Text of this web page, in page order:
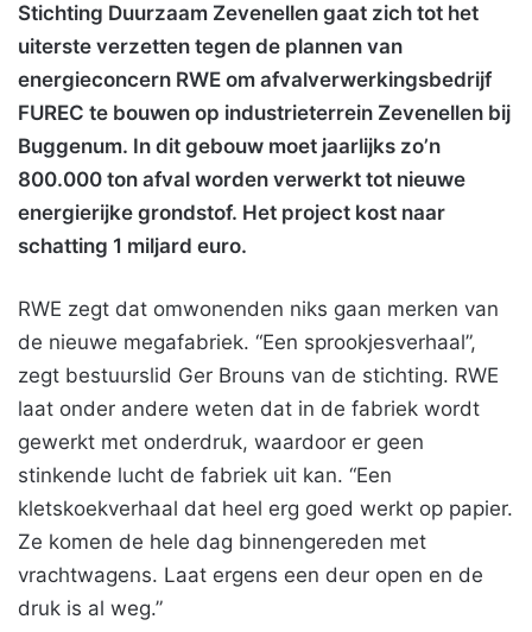
Stichting Duurzaam Zevenellen gaat zich tot het
uiterste verzetten tegen de plannen van
energieconcern RWE om afvalverwerkingsbedrijf
FUREC te bouwen op industrieterrein Zevenellen bij
Buggenum. In dit gebouw moet jaarlijks zo’n
800.000 ton afval worden verwerkt tot nieuwe
energierijke grondstof. Het project kost naar
schatting 1 miljard euro.
RWE zegt dat omwonenden niks gaan merken van
de nieuwe megafabriek. “Een sprookjesverhaal”,
zegt bestuurslid Ger Brouns van de stichting. RWE
laat onder andere weten dat in de fabriek wordt
gewerkt met onderdruk, waardoor er geen
stinkende lucht de fabriek uit kan. “Een
kletskoekverhaal dat heel erg goed werkt op papier.
Ze komen de hele dag binnengereden met
vrachtwagens. Laat ergens een deur open en de
druk is al weg.”